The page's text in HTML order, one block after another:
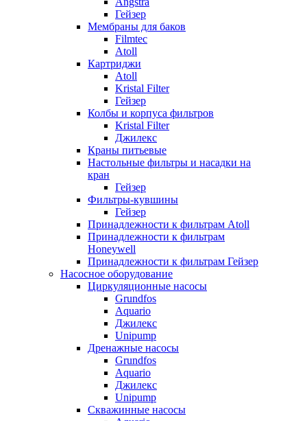
Гейзер
Мембраны для баков
Filmtec
Atoll
Картриджи
Atoll
Kristal Filter
Гейзер
Колбы и корпуса фильтров
Kristal Filter
Джилекс
Краны питьевые
Настольные фильтры и насадки на
кран
Гейзер
Фильтры-кувшины
Гейзер
Принадлежности к фильтрам Atoll
Принадлежности к фильтрам
Honeywell
Принадлежности к фильтрам Гейзер
Насосное оборудование
Циркуляционные насосы
Grundfos
Aquario
Джилекс
Unipump
Дренажные насосы
Grundfos
Aquario
Джилекс
Unipump
Скважинные насосы